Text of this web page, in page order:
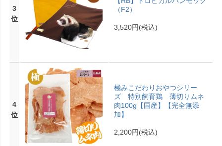
3
位
（F2）
3,520円(税込)
4
位
極みこだわりおやつシリー
ズ 特別飼育鶏 薄切りムネ
肉100g【国産】【完全無添
加】
2,200円(税込)